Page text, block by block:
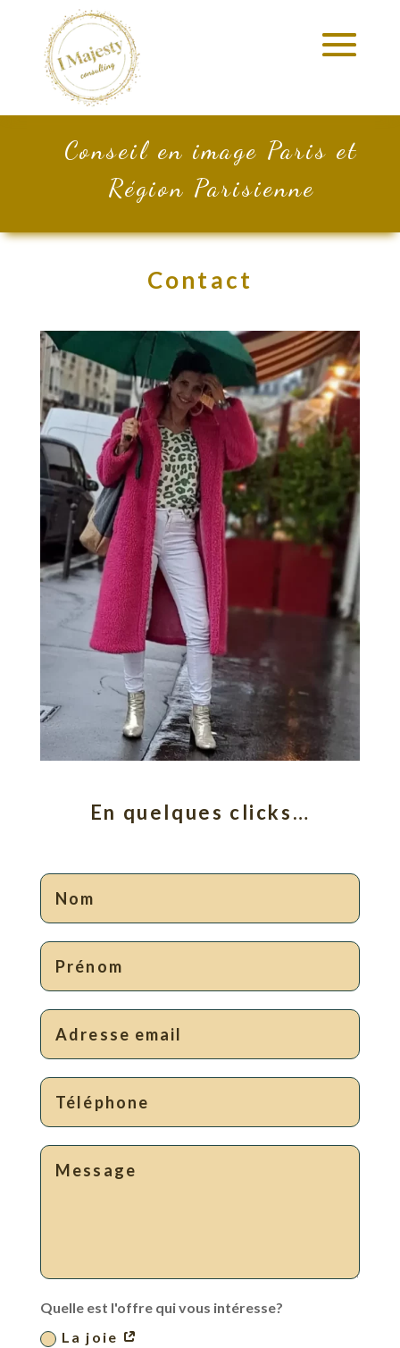
Conseil en image Paris et
Région Parisienne
Contact
En quelques clicks…
Quelle est l'offre qui vous intéresse?
La joie